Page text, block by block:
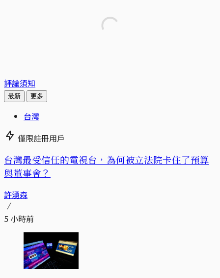
評論須知
最新 更多
台灣
僅限註冊用戶
台灣最受信任的電視台，為何被立法院卡住了預算
與董事會？
許湧森
5 小時前